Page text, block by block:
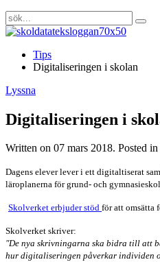
Tips
Digitaliseringen i skolan
Lyssna
Digitaliseringen i
Written on 07 mars 2018. Posted
Dagens elever lever i ett digitaltiserat
läroplanerna för grund- och
Skolverket erbjuder stöd för att omsätta
Skolverket skriver:
"De nya skrivningarna ska bidra till att
hur digitaliseringen påverkar individen